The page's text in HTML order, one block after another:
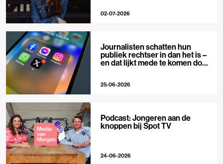
02-07-2026
Journalisten schatten hun
publiek rechtser in dan het is –
en dat lijkt mede te komen door
25-06-2026
Podcast: Jongeren aan de
knoppen bij Spot TV
24-06-2026